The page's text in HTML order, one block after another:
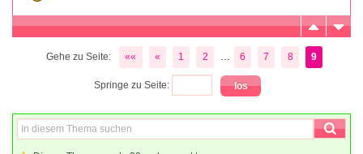
Gehe zu Seite: «« « 1 2 6 7 8 9
Springe zu Seite: